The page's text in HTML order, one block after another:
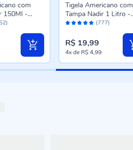
com
150Ml -
Avaliação: (777)
Tigela Americano com
Tampa Nadir 1 Litro -
Cores Sortidas
R$ 19,99
4xde R$ 4,99